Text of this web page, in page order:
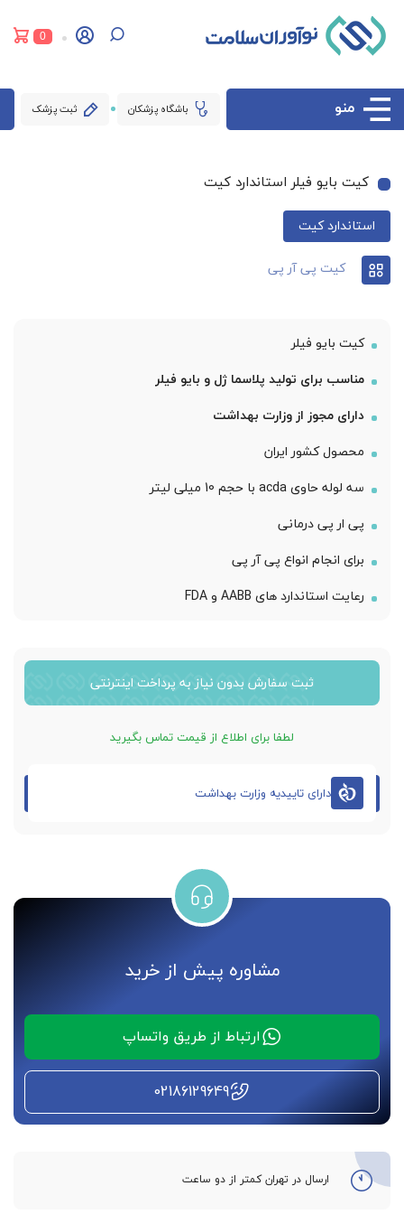
0
منو باشگاه پزشکان ثبت پزشک
کیت بایو فیلر استاندارد کیت
کیت پی آر پی
استاندارد کیت
کیت بایو فیلر
مناسب برای تولید پلاسما ژل و بایو فیلر
دارای مجوز از وزارت بهداشت
محصول کشور ایران
سه لوله حاوی acda با حجم 10 میلی لیتر
پی ار پی درمانی
برای انجام انواع پی آر پی
رعایت استاندارد های AABB و FDA
ثبت سفارش بدون نیاز به پرداخت اینترنتی
لطفا برای اطلاع از قیمت تماس بگیرید
دارای تاییدیه وزارت بهداشت
مشاوره پیش از خرید
ارتباط از طریق واتساپ
02186129649
ارسال در تهران کمتر از دو ساعت